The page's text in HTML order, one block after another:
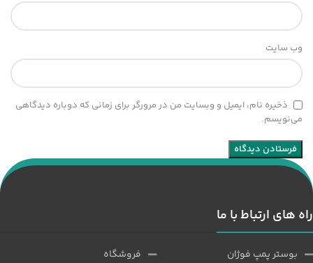
وب‌ سایت
ذخیره نام، ایمیل و وبسایت من در مرورگر برای زمانی که دوباره دیدگاهی
می‌نویسم.
راه های ارتباط با ما
بوستر پمپ فوژان
فروشگاه